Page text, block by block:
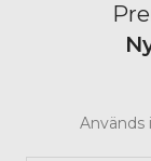
Används